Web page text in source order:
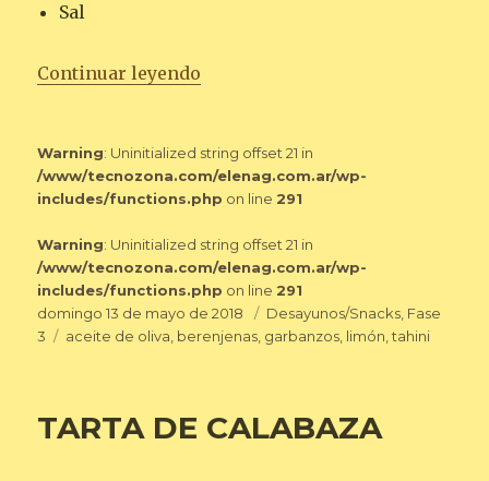
Sal
Continuar leyendo
Warning: Uninitialized string offset 21 in
/www/tecnozona.com/elenag.com.ar/wp-
includes/functions.php on line 291
Warning: Uninitialized string offset 21 in
/www/tecnozona.com/elenag.com.ar/wp-
includes/functions.php on line 291
Publicado
el
domingo 13 de mayo de 2018 Categorías
Desayunos/Snacks, Fase
3
Etiquetas
aceite de oliva, berenjenas, garbanzos, limón,tahini
TARTA DE CALABAZA